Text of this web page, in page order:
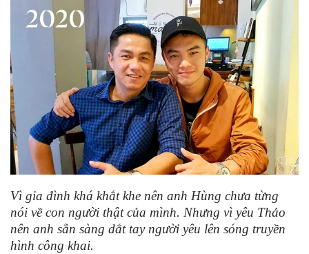
Vì gia đình khá khắt khe nên anh Hùng chưa từng
nói về con người thật của mình. Nhưng vì yêu Thảo
nên anh sẵn sàng dắt tay người yêu lên sóng truyền
hình công khai.